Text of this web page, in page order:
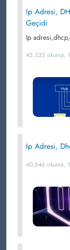
Ip Adresi,
Geçidi
Ip
43,335 okuma,
Ip Adresi,
40,646 okuma,